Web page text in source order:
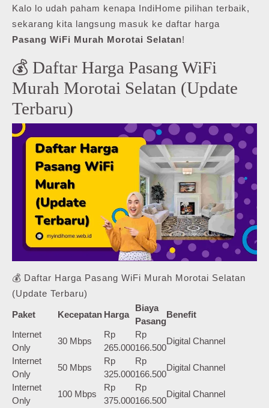
Kalo lo udah paham kenapa IndiHome pilihan terbaik,
sekarang kita langsung masuk ke daftar harga
Pasang WiFi Murah Morotai Selatan!
💰 Daftar Harga Pasang WiFi
Murah Morotai Selatan (Update
Terbaru)
💰 Daftar Harga Pasang WiFi Murah Morotai Selatan
(Update Terbaru)
Paket Kecepatan Harga
Biaya
Pasang
Benefit
Internet
Only
30 Mbps
Rp
265.000
Rp
166.500
Digital Channel
Internet
Only
50 Mbps
Rp
325.000
Rp
166.500
Digital Channel
Internet
Only
100 Mbps
Rp
375.000
Rp
166.500
Digital Channel